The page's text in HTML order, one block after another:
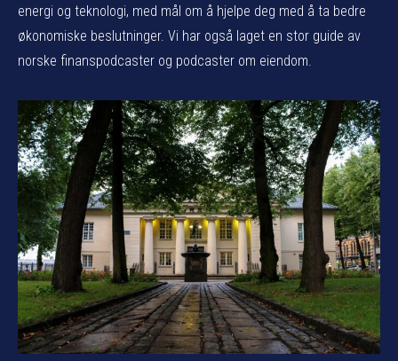
energi og teknologi, med mål om å hjelpe deg med å ta bedre
økonomiske beslutninger. Vi har også laget en stor guide av
norske finanspodcaster og podcaster om eiendom.